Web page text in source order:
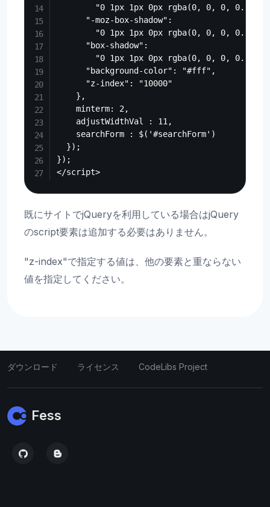
"0 1px 1px 0px rgba(0, 0, 0, 0.1),
      "-moz-box-shadow":
"0 1px 1px 0px rgba(0, 0, 0, 0.1),
      "box-shadow":
"0 1px 1px 0px rgba(0, 0, 0, 0.1),
      "background-color": "#fff",
      "z-index": "10000"
    },
    minterm: 2,
    adjustWidthVal : 11,
    searchForm : $('#searchForm')
  });
});
既にサイトでjQueryを利用している場合はjQuery
のscript要素は追加する必要はありません。
"z-index"で指定する値は、他の要素と重ならない
値を指定してください。
ダウンロード ライセンス CodeLibs Project
Fess